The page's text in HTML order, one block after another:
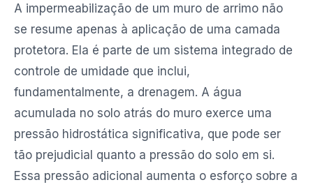
A impermeabilização de um muro de arrimo não
se resume apenas à aplicação de uma camada
protetora. Ela é parte de um sistema integrado de
controle de umidade que inclui,
fundamentalmente, a drenagem. A água
acumulada no solo atrás do muro exerce uma
pressão hidrostática significativa, que pode ser
tão prejudicial quanto a pressão do solo em si.
Essa pressão adicional aumenta o esforço sobre a